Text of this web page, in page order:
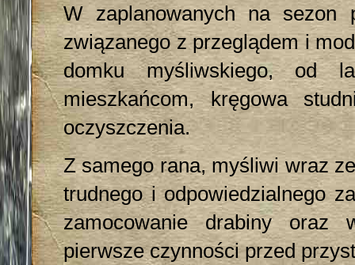
W zaplanowanych na sezon
związanego z przeglądem i
domku myśliwskiego, od
mieszkańcom, kręgowa
oczyszczenia.
Z samego rana, myśliwi wraz
trudnego i odpowiedzialnego
zamocowanie drabiny oraz
pierwsze czynności przed